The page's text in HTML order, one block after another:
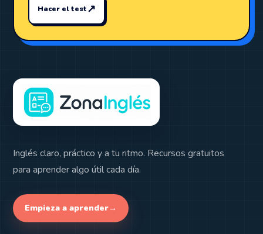
Hacer el test↗
Inglés claro, práctico y a tu ritmo. Recursos gratuitos
para aprender algo útil cada día.
Empieza a aprender→